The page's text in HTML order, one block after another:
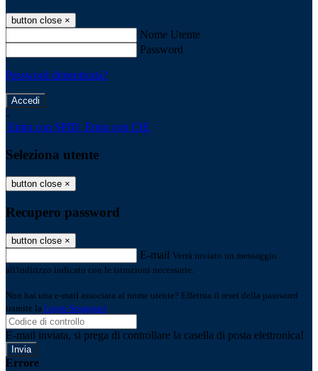
button close ×
Nome Utente
Password
Password dimenticata?
-
Entra con SPID Entra con CIE
Seleziona utente
button close ×
Recupero password
button close ×
E-mail Verrà inviato un messaggio
all'indirizzo indicato con le istruzioni necessarie.
Non hai una e-mail associata al nome utente? Effettua il reset della password
tramite la Login Spaggiari
E-mail inviata, si prega di controllare la casella di posta elettronica!
Errore